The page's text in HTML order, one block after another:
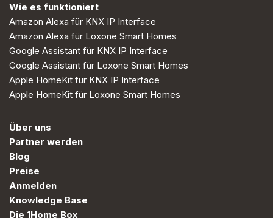
Wie es funktioniert
Amazon Alexa für KNX IP Interface
Amazon Alexa für Loxone Smart Homes
Google Assistant für KNX IP Interface
Google Assistant für Loxone Smart Homes
Apple HomeKit für KNX IP Interface
Apple HomeKit für Loxone Smart Homes
Über uns
Partner werden
Blog
Preise
Anmelden
Knowledge Base
Die 1Home Box